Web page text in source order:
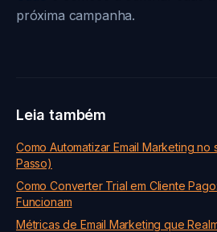
próxima campanha.
Leia também
Como Automatizar Email Marketing no
Passo)
Como Converter Trial em Cliente
Funcionam
Métricas de Email Marketing que